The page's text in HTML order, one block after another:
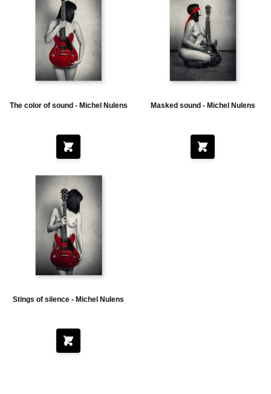
The color of sound - Michel Nulens Masked sound - Michel Nulens
Stings of silence - Michel Nulens